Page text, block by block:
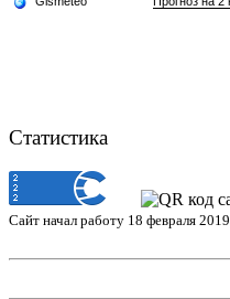
Статистика
Сайт начал работу 18 февраля 2019